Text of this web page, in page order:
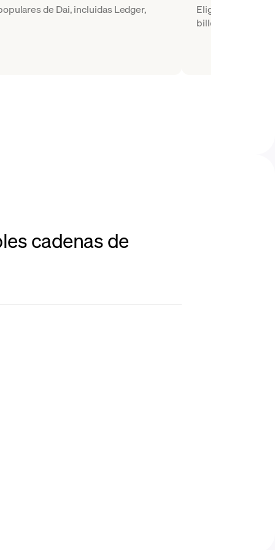
de Dai, incluidas Ledger,
Elige DAI como
billetera de
cadenas de